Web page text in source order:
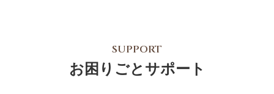
SUPPORT
お困りごとサポート